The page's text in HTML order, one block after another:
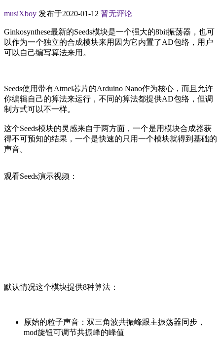
musiXboy 发布于2020-01-12 暂无评论
Ginkosynthese最新的Seeds模块是一个强大的8bit振荡器，也可
以作为一个独立的合成模块来用因为它内置了AD包络，用户
可以自己编写算法来用。
Seeds使用带有Atmel芯片的Arduino Nano作为核心，而且允许
你编辑自己的算法来运行，不同的算法都提供AD包络，但调
制方式可以不一样。
这个Seeds模块的灵感来自于两方面，一个是用模块合成器获
得不可预知的结果，一个是快速的只用一个模块就得到基础的
声音。
观看Seeds演示视频：
默认情况这个模块提供8种算法：
原始的粒子声音：双三角波共振峰跟主振荡器同步，
mod旋钮可调节共振峰的峰值